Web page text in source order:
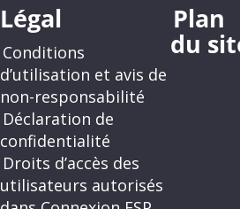
Légal
Conditions
d’utilisation et avis de
non-responsabilité
Déclaration de
confidentialité
Droits d’accès des
utilisateurs autorisés
Plan
du